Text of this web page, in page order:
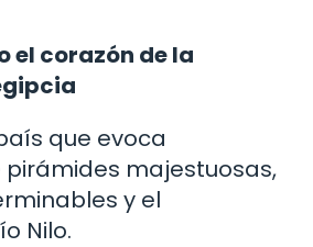
el corazón de la
que evoca
majestuosas,
y el
Nilo.